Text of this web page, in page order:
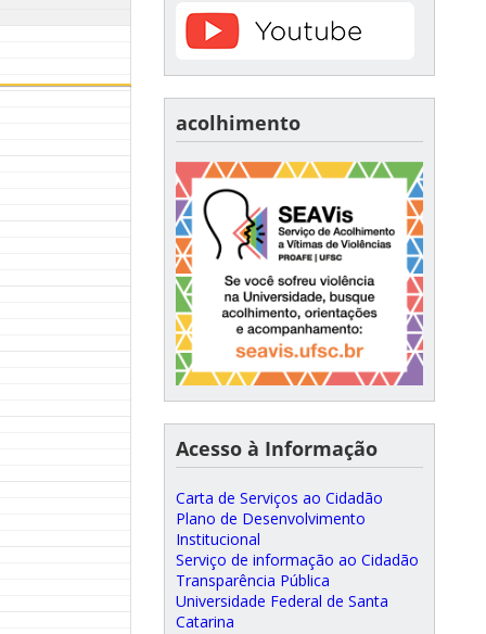
acolhimento
Acesso à Informação
Carta de Serviços ao Cidadão
Plano de Desenvolvimento
Institucional
Serviço de informação ao Cidadão
Transparência Pública
Universidade Federal de Santa
Catarina